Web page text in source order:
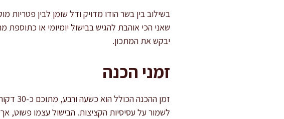
בשילוב בין בשר הודו מדויק ודל שומן לבין
שאני הכי אוהבת להגיש בבישול יומיומי או
יבקש את המתכון.
זמני הכנה
זמן
לשמור על עסיסיות הקציצות. הבישול עצמו פשוט,